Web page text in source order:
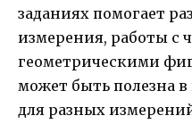
заданиях помогает
измерения, работы с
геометрическими
может быть полезна
для разных